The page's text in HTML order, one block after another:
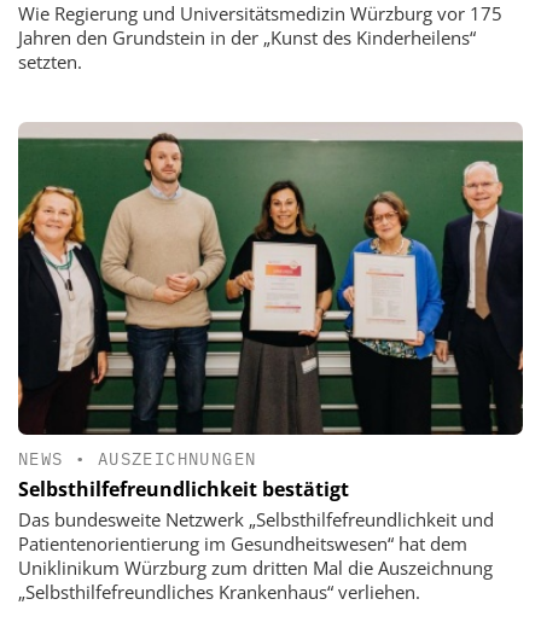
Wie Regierung und Universitätsmedizin Würzburg vor 175
Jahren den Grundstein in der „Kunst des Kinderheilens“
setzten.
NEWS • AUSZEICHNUNGEN
Selbsthilfefreundlichkeit bestätigt
Das bundesweite Netzwerk „Selbsthilfefreundlichkeit und
Patientenorientierung im Gesundheitswesen“ hat dem
Uniklinikum Würzburg zum dritten Mal die Auszeichnung
„Selbsthilfefreundliches Krankenhaus“ verliehen.